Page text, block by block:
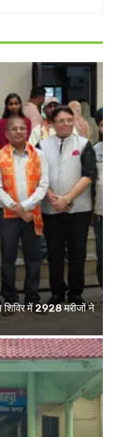
शिविर में 2928 मरीजों ने